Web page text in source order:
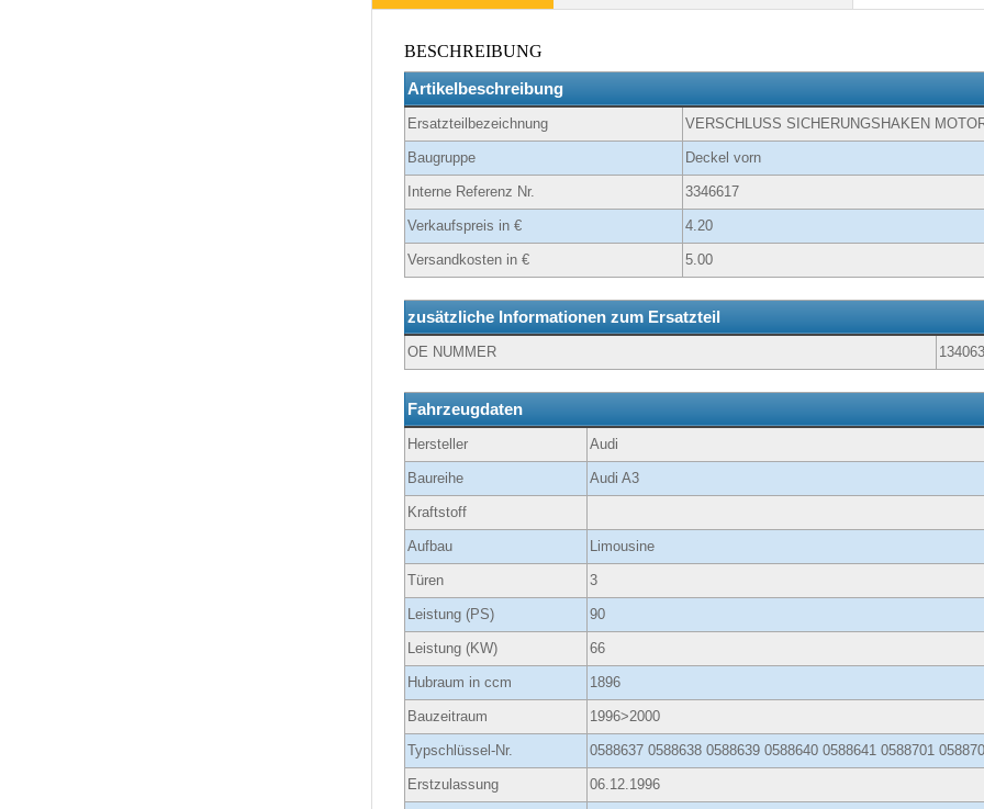
BESCHREIBUNG
Artikelbeschreibung
Ersatzteilbezeichnung VERSCHLUSS SICHERUNGSHAKEN
Baugruppe Deckel vorn
Interne Referenz Nr. 3346617
Verkaufspreis in € 4.20
Versandkosten in € 5.00
zusätzliche Informationen zum Ersatzteil
OE NUMMER
Fahrzeugdaten
Hersteller Audi
Baureihe Audi A3
Kraftstoff
Aufbau Limousine
Türen 3
Leistung (PS) 90
Leistung (KW) 66
Hubraum in ccm 1896
Bauzeitraum 1996>2000
Typschlüssel-Nr. 0588637 0588638 0588639 0588640 0588641 0588701
Erstzulassung 06.12.1996